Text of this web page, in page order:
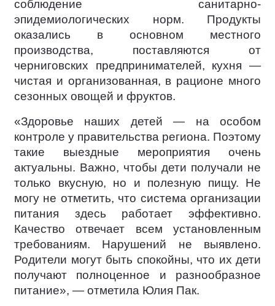
соблюдение санитарно-
эпидемиологических норм. Продукты
оказались в основном местного
производства, поставляются от
черниговских предпринимателей, кухня —
чистая и организованная, в рационе много
сезонных овощей и фруктов.
«Здоровье наших детей — на особом
контроле у правительства региона. Поэтому
такие выездные мероприятия очень
актуальны. Важно, чтобы дети получали не
только вкусную, но и полезную пищу. Не
могу не отметить, что система организации
питания здесь работает эффективно.
Качество отвечает всем установленным
требованиям. Нарушений не выявлено.
Родители могут быть спокойны, что их дети
получают полноценное и разнообразное
питание», — отметила Юлия Пак.